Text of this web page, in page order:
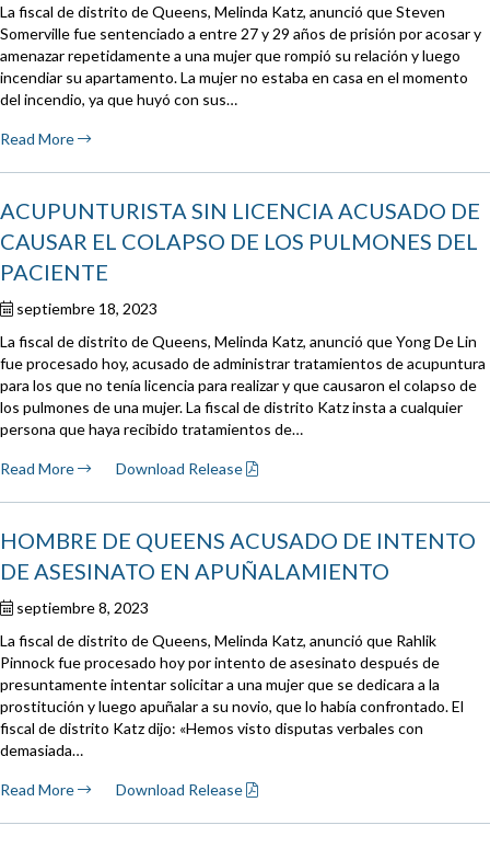
La fiscal de distrito de Queens, Melinda Katz, anunció que Steven
Somerville fue sentenciado a entre 27 y 29 años de prisión por acosar y
amenazar repetidamente a una mujer que rompió su relación y luego
incendiar su apartamento. La mujer no estaba en casa en el momento
del incendio, ya que huyó con sus…
Read More
ACUPUNTURISTA SIN LICENCIA ACUSADO DE
CAUSAR EL COLAPSO DE LOS PULMONES DEL
PACIENTE
septiembre 18, 2023
La fiscal de distrito de Queens, Melinda Katz, anunció que Yong De Lin
fue procesado hoy, acusado de administrar tratamientos de acupuntura
para los que no tenía licencia para realizar y que causaron el colapso de
los pulmones de una mujer. La fiscal de distrito Katz insta a cualquier
persona que haya recibido tratamientos de…
Read More Download Release
HOMBRE DE QUEENS ACUSADO DE INTENTO
DE ASESINATO EN APUÑALAMIENTO
septiembre 8, 2023
La fiscal de distrito de Queens, Melinda Katz, anunció que Rahlik
Pinnock fue procesado hoy por intento de asesinato después de
presuntamente intentar solicitar a una mujer que se dedicara a la
prostitución y luego apuñalar a su novio, que lo había confrontado. El
fiscal de distrito Katz dijo: «Hemos visto disputas verbales con
demasiada…
Read More Download Release